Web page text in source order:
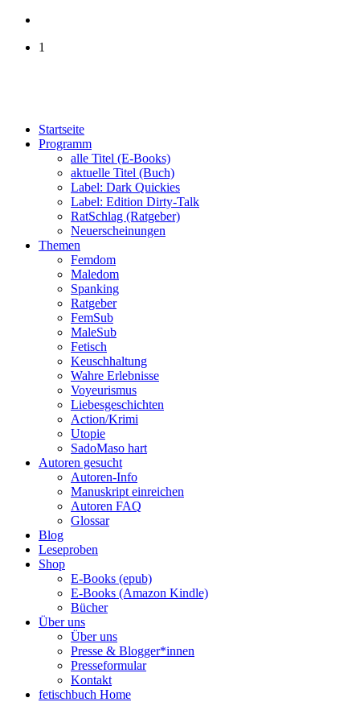
1
Startseite
Programm
alle Titel (E-Books)
aktuelle Titel (Buch)
Label: Dark Quickies
Label: Edition Dirty-Talk
RatSchlag (Ratgeber)
Neuerscheinungen
Themen
Femdom
Maledom
Spanking
Ratgeber
FemSub
MaleSub
Fetisch
Keuschhaltung
Wahre Erlebnisse
Voyeurismus
Liebesgeschichten
Action/Krimi
Utopie
SadoMaso hart
Autoren gesucht
Autoren-Info
Manuskript einreichen
Autoren FAQ
Glossar
Blog
Leseproben
Shop
E-Books (epub)
E-Books (Amazon Kindle)
Bücher
Über uns
Über uns
Presse & Blogger*innen
Presseformular
Kontakt
fetischbuch Home